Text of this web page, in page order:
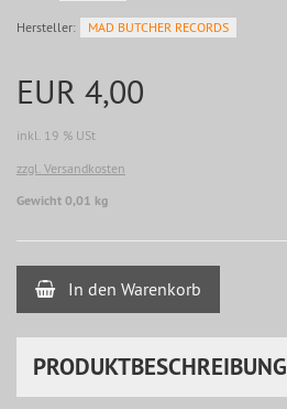
Hersteller: MAD BUTCHER RECORDS
EUR 4,00
inkl. 19 % USt
zzgl. Versandkosten
Gewicht 0,01 kg
In den Warenkorb
PRODUKTBESCHREIBUNG